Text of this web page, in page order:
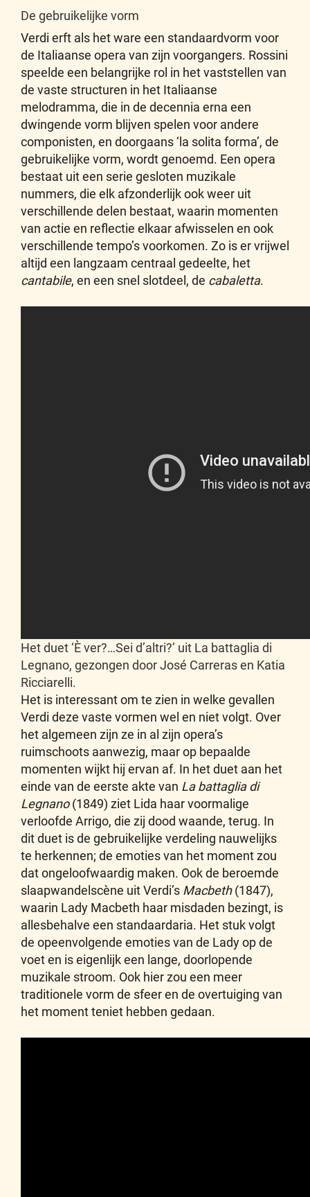
De gebruikelijke vorm
Verdi erft als het ware een standaardvorm voor
de Italiaanse opera van zijn voorgangers. Rossini
speelde een belangrijke rol in het vaststellen van
de vaste structuren in het Italiaanse
melodramma, die in de decennia erna een
dwingende vorm blijven spelen voor andere
componisten, en doorgaans ‘la solita forma’, de
gebruikelijke vorm, wordt genoemd. Een opera
bestaat uit een serie gesloten muzikale
nummers, die elk afzonderlijk ook weer uit
verschillende delen bestaat, waarin momenten
van actie en reflectie elkaar afwisselen en ook
verschillende tempo’s voorkomen. Zo is er vrijwel
altijd een langzaam centraal gedeelte, het
cantabile, en een snel slotdeel, de cabaletta.
Het duet ‘È ver?…Sei d’altri?’ uit La battaglia di
Legnano, gezongen door José Carreras en Katia
Ricciarelli.
Het is interessant om te zien in welke gevallen
Verdi deze vaste vormen wel en niet volgt. Over
het algemeen zijn ze in al zijn opera’s
ruimschoots aanwezig, maar op bepaalde
momenten wijkt hij ervan af. In het duet aan het
einde van de eerste akte van La battaglia di
Legnano(1849) ziet Lida haar voormalige
verloofde Arrigo, die zij dood waande, terug. In
dit duet is de gebruikelijke verdeling nauwelijks
te herkennen; de emoties van het moment zou
dat ongeloofwaardig maken. Ook de beroemde
slaapwandelscène uit Verdi’s Macbeth(1847),
waarin Lady Macbeth haar misdaden bezingt, is
allesbehalve een standaardaria. Het stuk volgt
de opeenvolgende emoties van de Lady op de
voet en is eigenlijk een lange, doorlopende
muzikale stroom. Ook hier zou een meer
traditionele vorm de sfeer en de overtuiging van
het moment teniet hebben gedaan.